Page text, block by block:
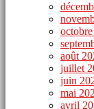
août
juillet
juin
mai
avril